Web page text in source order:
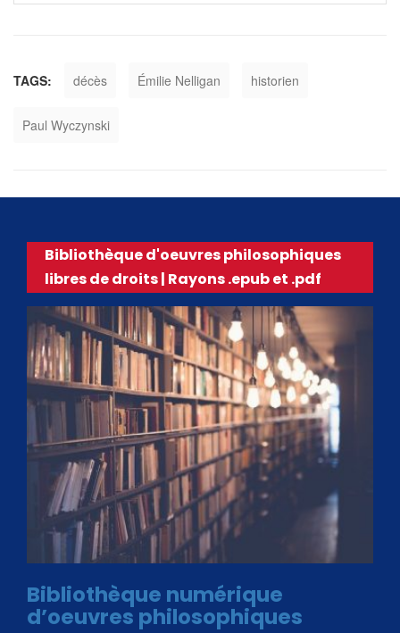
TAGS: décès Émilie Nelligan historien
Paul Wyczynski
Bibliothèque d'oeuvres philosophiques
libres de droits | Rayons .epub et .pdf
Bibliothèque numérique
d’oeuvres philosophiques